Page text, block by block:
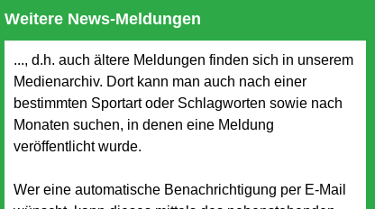
Weitere News-Meldungen
..., d.h. auch ältere Meldungen finden sich in unserem
Medienarchiv. Dort kann man auch nach einer
bestimmten Sportart oder Schlagworten sowie nach
Monaten suchen, in denen eine Meldung
veröffentlicht wurde.
Wer eine automatische Benachrichtigung per E-Mail